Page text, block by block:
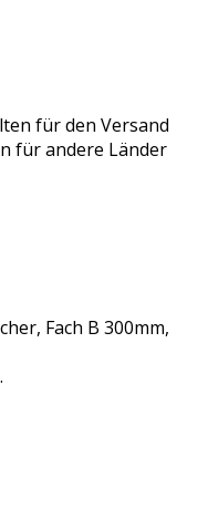
für den Versand
für andere Länder
Fach B 300mm,